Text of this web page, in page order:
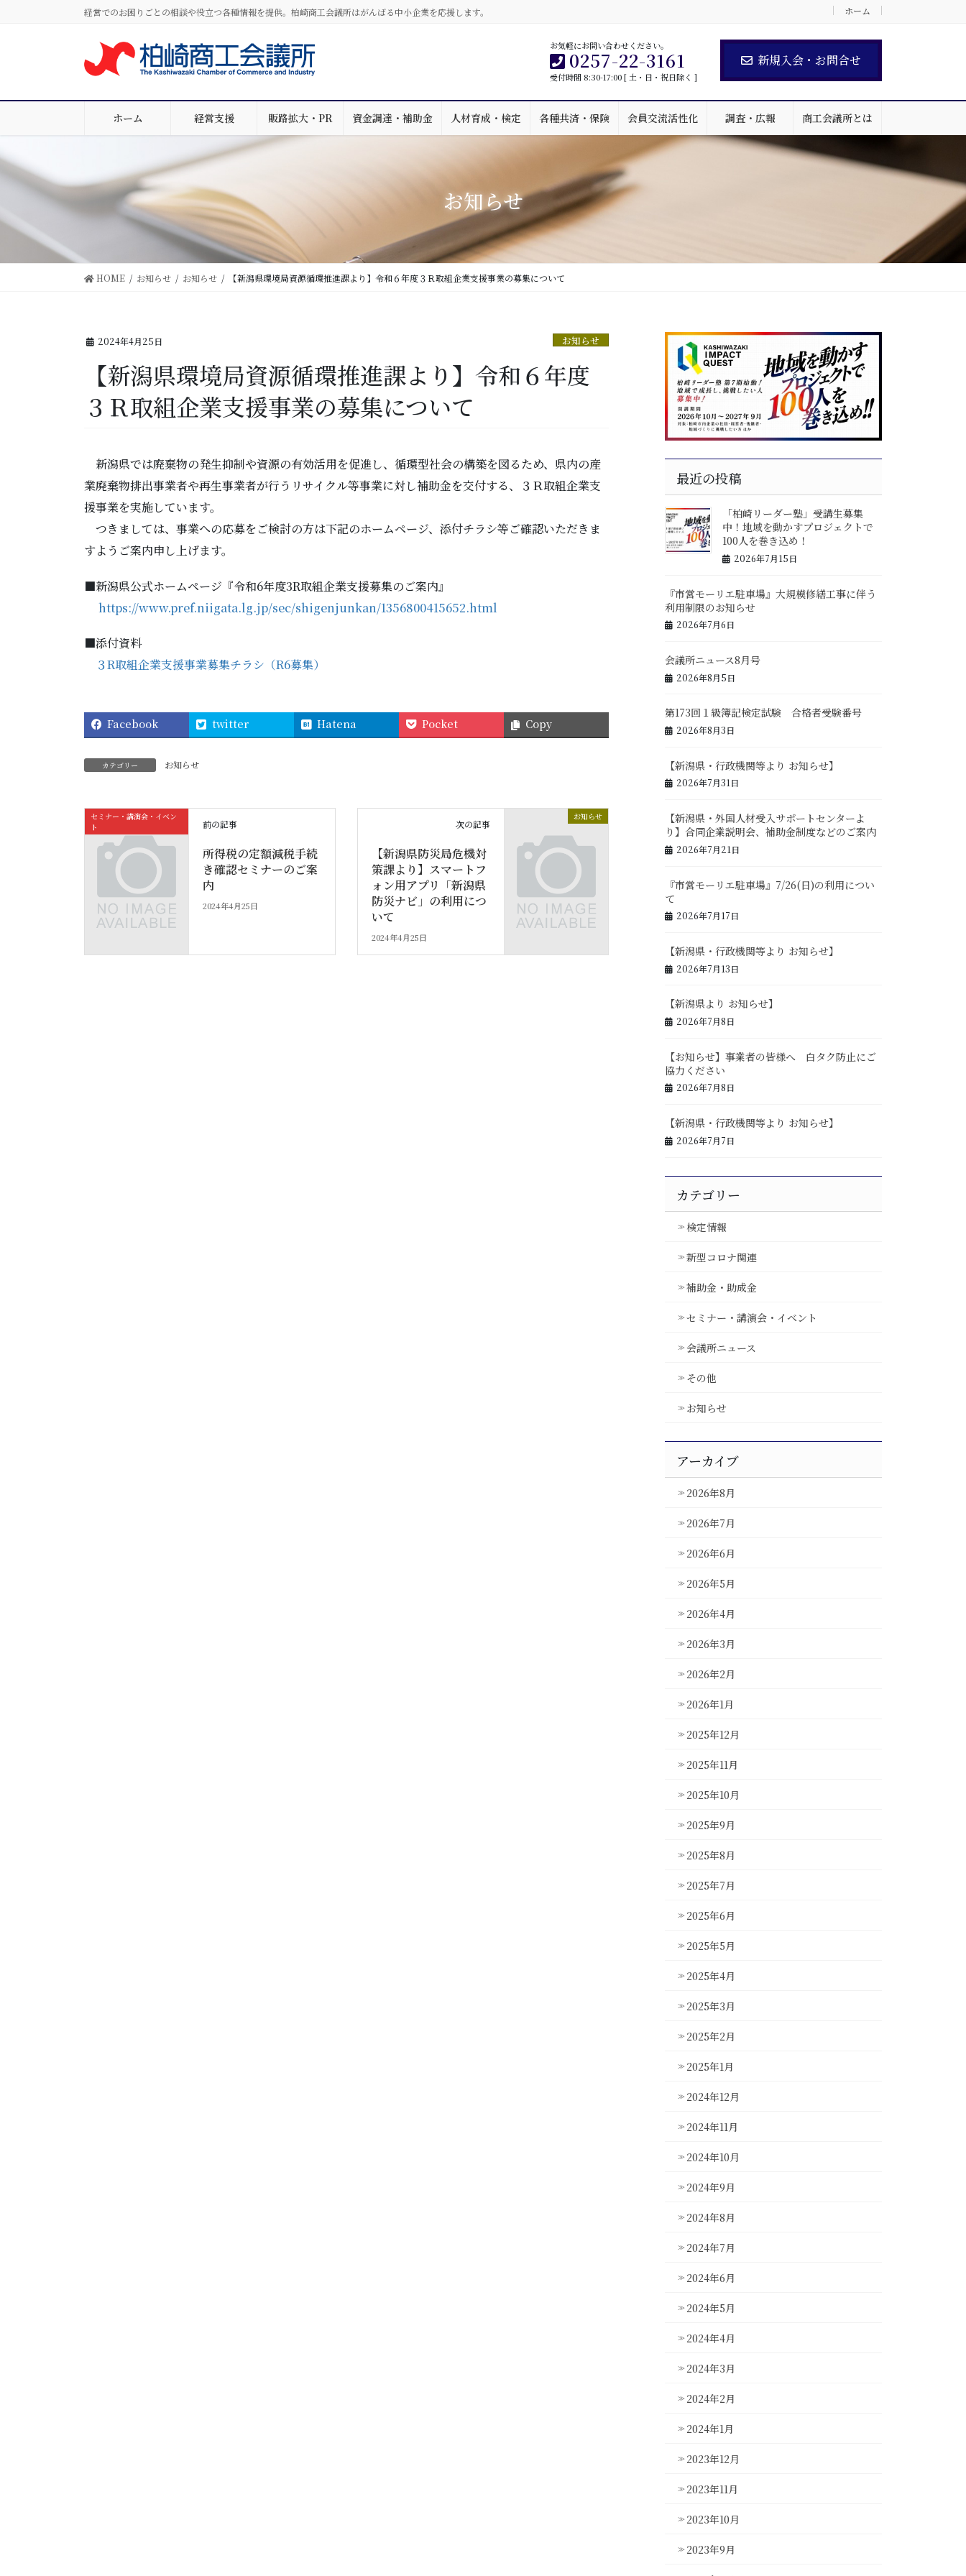
動
経営でのお困りごとの相談や役立つ各種情報を提供。柏崎商工会議所はがんばる中小企業を応援します。 ホーム
お気軽にお問い合わせください。
0257-22-3161
受付時間 8:30-17:00 [ 土・日・祝日除く ]
新規入会・お問合せ
ホーム 経営支援 販路拡大・PR 資金調達・補助金 人材育成・検定 各種共済・保険 会員交流活性化 調査・広報 商工会議所とは
お知らせ
HOME お知らせ お知らせ 【新潟県環境局資源循環推進課より】令和６年度３Ｒ取組企業支援事業の募集について
2024年4月25日 お知らせ
【新潟県環境局資源循環推進課より】令和６年度
３Ｒ取組企業支援事業の募集について
新潟県では廃棄物の発生抑制や資源の有効活用を促進し、循環型社会の構築を図るため、県内の産
業廃棄物排出事業者や再生事業者が行うリサイクル等事業に対し補助金を交付する、３Ｒ取組企業支
援事業を実施しています。
つきましては、事業への応募をご検討の方は下記のホームページ、添付チラシ等ご確認いただきま
すようご案内申し上げます。
■新潟県公式ホームページ『令和6年度3R取組企業支援募集のご案内』
https://www.pref.niigata.lg.jp/sec/shigenjunkan/1356800415652.html
■添付資料
３R取組企業支援事業募集チラシ（R6募集）
Facebook twitter Hatena Pocket Copy
カテゴリー お知らせ
セミナー・講演会・イベン
ト
前の記事
所得税の定額減税手続
き確認セミナーのご案
内
2024年4月25日
お知らせ
次の記事
【新潟県防災局危機対
策課より】スマートフ
ォン用アプリ「新潟県
防災ナビ」の利用につ
いて
2024年4月25日
最近の投稿
「柏崎リーダー塾」受講生募集
中！地域を動かすプロジェクトで
100人を巻き込め！
2026年7月15日
『市営モーリエ駐車場』大規模修繕工事に伴う
利用制限のお知らせ
2026年7月6日
会議所ニュース8月号
2026年8月5日
第173回１級簿記検定試験 合格者受験番号
2026年8月3日
【新潟県・行政機関等より お知らせ】
2026年7月31日
【新潟県・外国人材受入サポートセンターよ
り】合同企業説明会、補助金制度などのご案内
2026年7月21日
『市営モーリエ駐車場』7/26(日)の利用につい
て
2026年7月17日
【新潟県・行政機関等より お知らせ】
2026年7月13日
【新潟県より お知らせ】
2026年7月8日
【お知らせ】事業者の皆様へ 白タク防止にご
協力ください
2026年7月8日
【新潟県・行政機関等より お知らせ】
2026年7月7日
カテゴリー
検定情報
新型コロナ関連
補助金・助成金
セミナー・講演会・イベント
会議所ニュース
その他
お知らせ
アーカイブ
2026年8月
2026年7月
2026年6月
2026年5月
2026年4月
2026年3月
2026年2月
2026年1月
2025年12月
2025年11月
2025年10月
2025年9月
2025年8月
2025年7月
2025年6月
2025年5月
2025年4月
2025年3月
2025年2月
2025年1月
2024年12月
2024年11月
2024年10月
2024年9月
2024年8月
2024年7月
2024年6月
2024年5月
2024年4月
2024年3月
2024年2月
2024年1月
2023年12月
2023年11月
2023年10月
2023年9月